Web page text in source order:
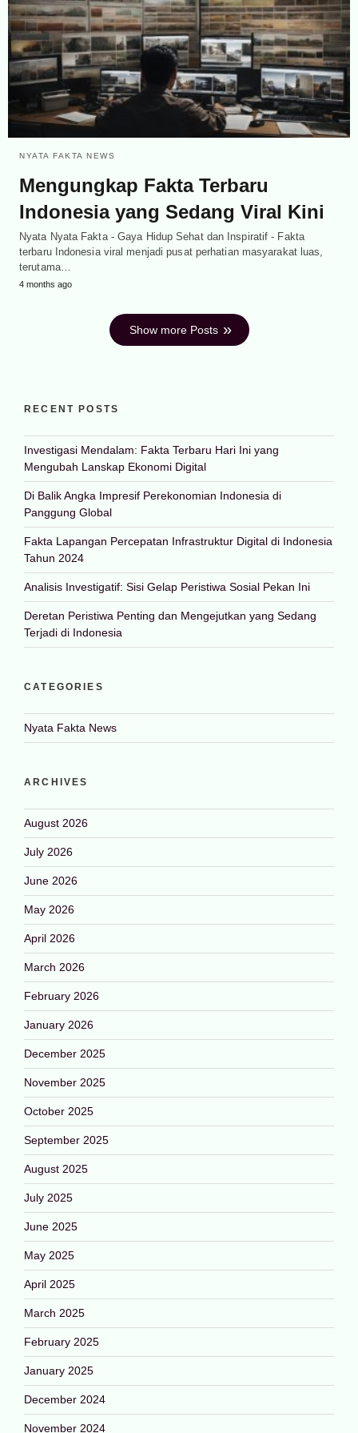
NYATA FAKTA NEWS
Mengungkap Fakta Terbaru
Indonesia yang Sedang Viral Kini
Nyata Nyata Fakta - Gaya Hidup Sehat dan Inspiratif - Fakta
terbaru Indonesia viral menjadi pusat perhatian masyarakat luas,
terutama…
4 months ago
Show more Posts
RECENT POSTS
Investigasi Mendalam: Fakta Terbaru Hari Ini yang
Mengubah Lanskap Ekonomi Digital
Di Balik Angka Impresif Perekonomian Indonesia di
Panggung Global
Fakta Lapangan Percepatan Infrastruktur Digital di Indonesia
Tahun 2024
Analisis Investigatif: Sisi Gelap Peristiwa Sosial Pekan Ini
Deretan Peristiwa Penting dan Mengejutkan yang Sedang
Terjadi di Indonesia
CATEGORIES
Nyata Fakta News
ARCHIVES
August 2026
July 2026
June 2026
May 2026
April 2026
March 2026
February 2026
January 2026
December 2025
November 2025
October 2025
September 2025
August 2025
July 2025
June 2025
May 2025
April 2025
March 2025
February 2025
January 2025
December 2024
November 2024